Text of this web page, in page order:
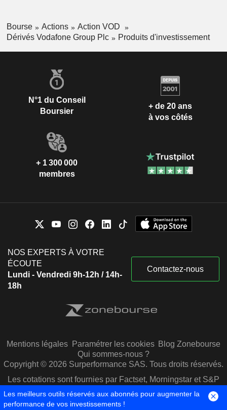
Bourse Actions
Action VOD
Dérivés Vodafone Group Plc
Produits d'investissement
N°1 du Conseil
Boursier
+ de 20 ans
à vos côtés
+ 1 300 000
membres
NOS EXPERTS À VOTRE
ÉCOUTE
Lundi - Vendredi 9h-12h / 14h-
18h
Contactez-nous
Mentions légales Paramétrer les cookies Blog Zonebourse
Qui sommes-nous ?
Copyright © 2026 Surperformance SAS. Tous droits réservés.
Les cotations sont fournies par Factset, Morningstar et S&P
Capital IQ
Les meilleurs outils réservés aux abonnés pour augmenter la
performance de vos investissements !